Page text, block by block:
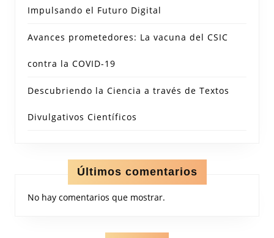
Impulsando el Futuro Digital
Avances prometedores: La vacuna del CSIC
contra la COVID-19
Descubriendo la Ciencia a través de Textos
Divulgativos Científicos
Últimos comentarios
No hay comentarios que mostrar.